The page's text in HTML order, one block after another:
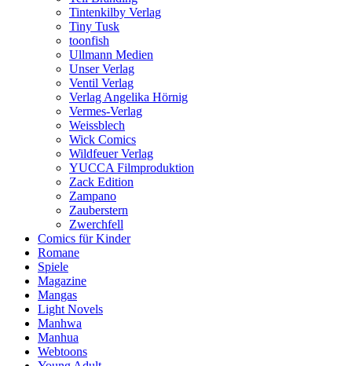
Tintenkilby Verlag
Tiny Tusk
toonfish
Ullmann Medien
Unser Verlag
Ventil Verlag
Verlag Angelika Hörnig
Vermes-Verlag
Weissblech
Wick Comics
Wildfeuer Verlag
YUCCA Filmproduktion
Zack Edition
Zampano
Zauberstern
Zwerchfell
Comics für Kinder
Romane
Spiele
Magazine
Mangas
Light Novels
Manhwa
Manhua
Webtoons